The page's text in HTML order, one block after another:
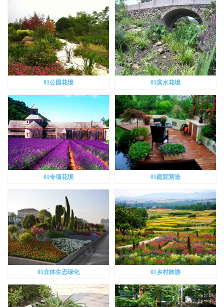
01公园花境 01滨水花境
01专项花境 01庭院营造
01立体生态绿化 01乡村旅游